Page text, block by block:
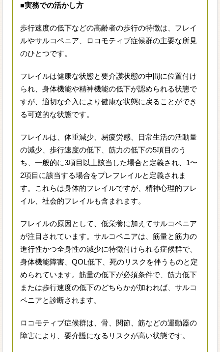
■実務での活かし方
歩行速度の低下などの高齢者の歩行の特徴は、フレイ
ルやサルコペニア、ロコモティブ症候群の主要な所見
のひとつです。
フレイルは健康な状態と要介護状態の中間に位置付け
られ、身体機能や精神機能の低下が認められる状態で
すが、適切な介入により健康な状態に戻ることができ
る可逆的な状態です。
フレイルは、体重減少、易疲労感、日常生活の活動量
の減少、歩行速度の低下、筋力の低下の5項目のう
ち、一般的に3項目以上該当した場合と定義され、1〜
2項目に該当する場合をプレフレイルと定義されま
す。これらは身体的フレイルですが、精神心理的フレ
イル、社会的フレイルも含まれます。
フレイルの原因として、低栄養に加えてサルコペニア
が注目されています。サルコペニアは、筋量と筋力の
進行性かつ全身性の減少に特徴付けられる症候群で、
身体機能障害、QOL低下、死のリスクを伴うものと定
められています。筋量の低下が必須条件で、筋力低下
または歩行速度の低下のどちらかが加われば、サルコ
ペニアと診断されます。
ロコモティブ症候群は、骨、関節、筋などの運動器の
障害により、要介護になるリスクが高い状態です。